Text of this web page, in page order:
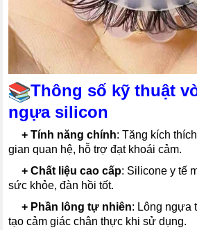
Thông số kỹ thuật
ngựa silicon
+ Tính năng chính: Tăng kích
gian quan hệ, hỗ trợ đạt khoái cảm.
+Chất liệu cao cấp: Silicone y tế
sức khỏe, đàn hồi tốt.
+ Phần lông tự nhiên: Lông ngựa
tạo cảm giác chân thực khi sử dụng.